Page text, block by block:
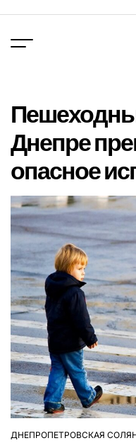
вмісту
Днепре
опасное
ОПУБЛІКУВАТИ
ДНЕПРОПЕТРОВСКАЯ